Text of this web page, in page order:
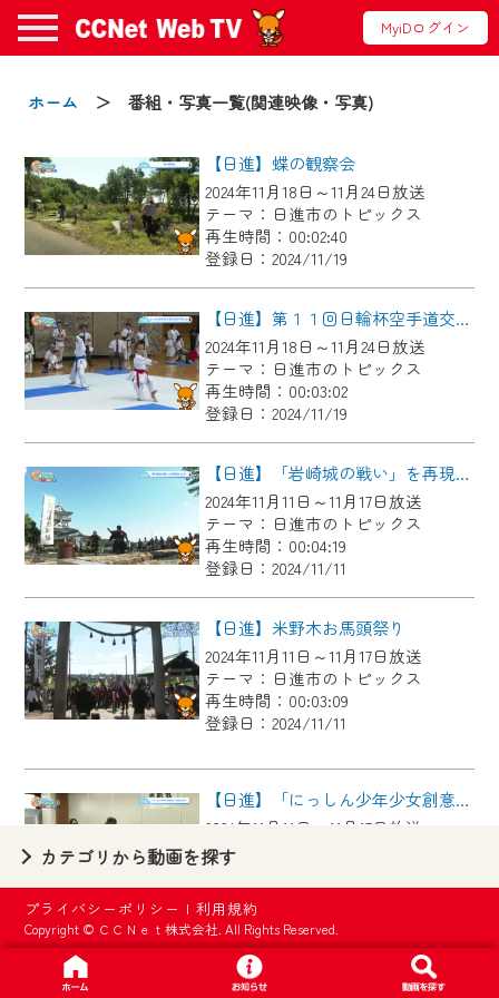
MyiDログイン
ホーム ＞ 番組・写真一覧(関連映像・写真)
【日進】蝶の観察会
2024年11月18日～11月24日放送
テーマ：日進市のトピックス
再生時間：00:02:40
登録日：2024/11/19
【日進】第１１回日輪杯空手道交流選手権大会
2024年11月18日～11月24日放送
テーマ：日進市のトピックス
再生時間：00:03:02
登録日：2024/11/19
【日進】「岩崎城の戦い」を再現しよう！
2024年11月11日～11月17日放送
テーマ：日進市のトピックス
再生時間：00:04:19
登録日：2024/11/11
【日進】米野木お馬頭祭り
2024年11月11日～11月17日放送
テーマ：日進市のトピックス
再生時間：00:03:09
登録日：2024/11/11
【日進】「にっしん少年少女創意くふう展」表彰式
2024年11月11日～11月17日放送
テーマ：日進市のトピックス
再生時間：00:03:16
登録日：2024/11/11
【日進】赤池まち灯り２０２４
2024年11月4日～11月10日放送
カテゴリから動画を探す
プライバシーポリシー |利用規約
Copyright © ＣＣＮｅｔ株式会社. All Rights Reserved.
お知らせ
2024/09/02
動画配信サービス『CCNet Web TV』は2024
年9月24日からリニューアルします！
【変更点】
◆デザイン変更により、お住まいの地域
の動画コンテンツが一目瞭然。
◆当社アプリやＰＣブラウザから、いつ
でも・どこでも・外出先でも！
CCNetサービスエリア20市町の地域情報
番組をご視聴いただけます！
【ご注意】
2024年9月24日からはご加入者様へのサー
ビス向上のため、
『CCNet Web TV』を利用いただくには、
一部コンテンツを除き、
CCNetサービスへの加入と『CCNetマイ
ページ※』へのログインが必要となりま
す。
いたします。
要となります。
※MyIDとは、CCNet Web TVを含むCCNetの
各種サービスをご利用頂くためのIDです。
IDはお客様が使っているメールアドレス
で設定できます。